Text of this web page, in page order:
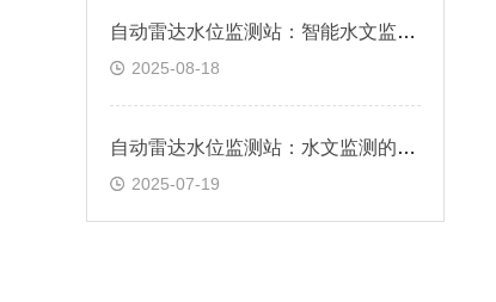
自动雷达水位监测站：智能水文监测的技术先锋
2025-08-18
自动雷达水位监测站：水文监测的“千里眼”
2025-07-19